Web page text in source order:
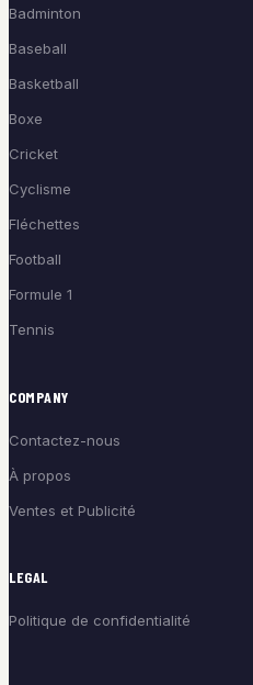
Badminton
Baseball
Basketball
Boxe
Cricket
Cyclisme
Fléchettes
Football
Formule 1
Tennis
COMPANY
Contactez-nous
À propos
Ventes et Publicité
LEGAL
Politique de confidentialité